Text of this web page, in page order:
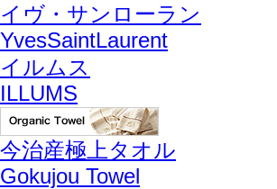
イヴ・サンローラン
YvesSaintLaurent
イルムス
ILLUMS
今治産極上タオル
Gokujou Towel